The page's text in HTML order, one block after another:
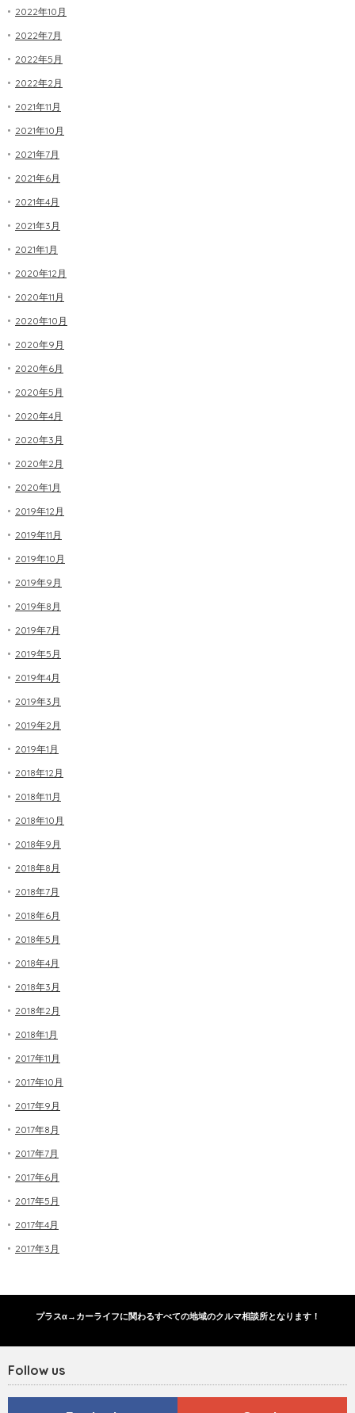
2022年10月
2022年7月
2022年5月
2022年2月
2021年11月
2021年10月
2021年7月
2021年6月
2021年4月
2021年3月
2021年1月
2020年12月
2020年11月
2020年10月
2020年9月
2020年6月
2020年5月
2020年4月
2020年3月
2020年2月
2020年1月
2019年12月
2019年11月
2019年10月
2019年9月
2019年8月
2019年7月
2019年5月
2019年4月
2019年3月
2019年2月
2019年1月
2018年12月
2018年11月
2018年10月
2018年9月
2018年8月
2018年7月
2018年6月
2018年5月
2018年4月
2018年3月
2018年2月
2018年1月
2017年11月
2017年10月
2017年9月
2017年8月
2017年7月
2017年6月
2017年5月
2017年4月
2017年3月
プラスα→カーライフに関わるすべての地域のクルマ相談所となります！
Follow us